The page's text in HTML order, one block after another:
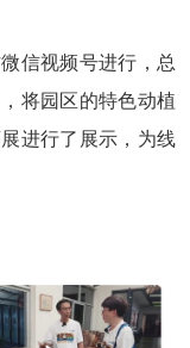
信视频号进行，总
将园区的特色动植
进行了展示，为线